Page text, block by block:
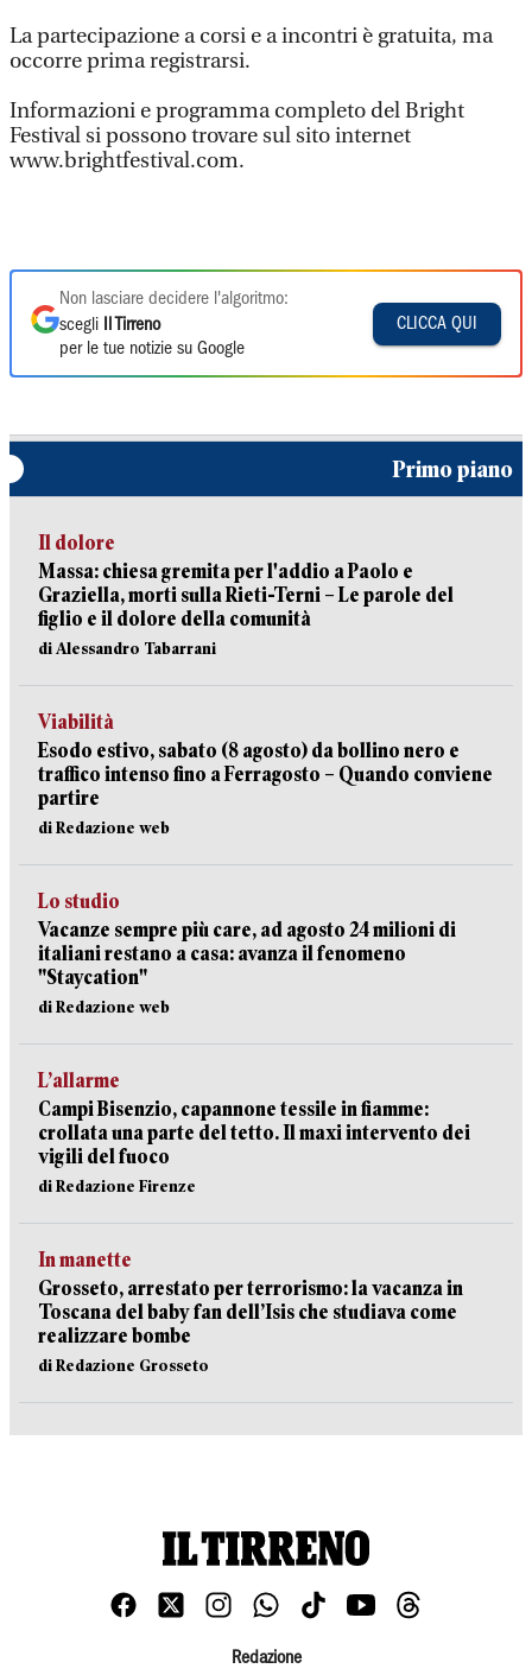
La partecipazione a corsi e a incontri è gratuita, ma
occorre prima registrarsi.
Informazioni e programma completo del Bright
Festival si possono trovare sul sito internet
www.brightfestival.com.
Non lasciare decidere l'algoritmo:
scegli
Il Tirreno
per le tue notizie su Google
CLICCA QUI
Primo piano
Il dolore
Massa: chiesa gremita per l'addio a Paolo e
Graziella, morti sulla Rieti-Terni – Le parole del
figlio e il dolore della comunità
di Alessandro Tabarrani
Viabilità
Esodo estivo, sabato (8 agosto) da bollino nero e
traffico intenso fino a Ferragosto – Quando conviene
partire
di Redazione web
Lo studio
Vacanze sempre più care, ad agosto 24 milioni di
italiani restano a casa: avanza il fenomeno
"Staycation"
di Redazione web
L’allarme
Campi Bisenzio, capannone tessile in fiamme:
crollata una parte del tetto. Il maxi intervento dei
vigili del fuoco
di Redazione Firenze
In manette
Grosseto, arrestato per terrorismo: la vacanza in
Toscana del baby fan dell’Isis che studiava come
realizzare bombe
di Redazione Grosseto
Redazione